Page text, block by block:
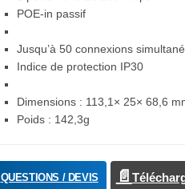
POE-in passif
Jusqu’à 50 connexions
Indice de protection IP30
Dimensions : 113,1× 25× 68,6
Poids : 142,3g
QUESTIONS / DEVIS